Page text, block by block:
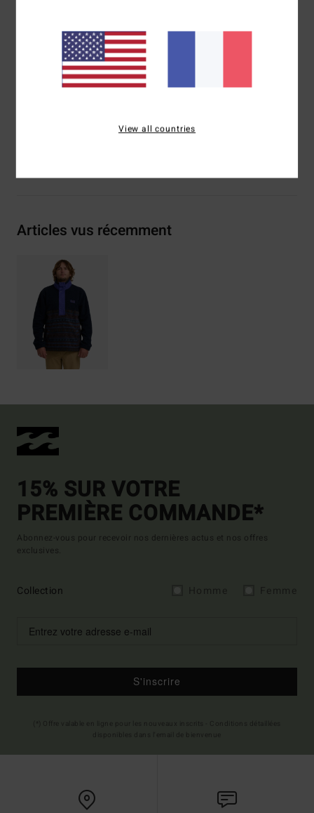
Poignets élastiqués
Composition[Matière principale] 70% polyester recyclé,
Articles vus récemment
15% SUR VOTRE
PREMIÈRE COMMANDE*
Abonnez-vous pour recevoir nos dernières actus et nos offres
exclusives.
Collection
S'inscrire
View all countries